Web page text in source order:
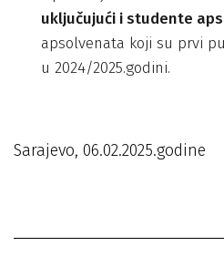
uključujući i studente
apsolvenata koji su prvi
u 2024/2025.godini.
Sarajevo, 06.02.2025.godine